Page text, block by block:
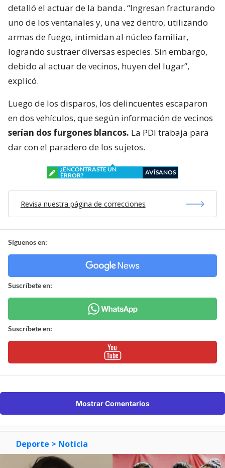
detalló el actuar de la banda. “Ingresan fracturando
uno de los ventanales y, una vez dentro, utilizando
armas de fuego, intimidan al núcleo familiar,
logrando sustraer diversas especies. Sin embargo,
debido al actuar de vecinos, huyen del lugar”,
explicó.
Luego de los disparos, los delincuentes escaparon
en dos vehículos, que según información de vecinos
serían dos furgones blancos. La PDI trabaja para
dar con el paradero de los sujetos.
¿ENCONTRASTE UN
ERROR?
AVÍSANOS
Revisa nuestra página de correcciones
Síguenos en:
Suscríbete en:
Suscríbete en:
Mostrar Comentarios
Deporte > Noticia